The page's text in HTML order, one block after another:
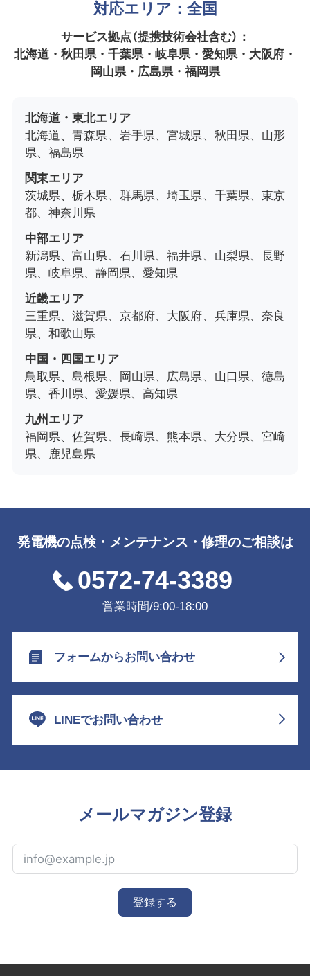
対応エリア：全国
サービス拠点（提携技術会社含む）：
北海道・秋田県・千葉県・岐阜県・愛知県・大阪府・
岡山県・広島県・福岡県
北海道・東北エリア
北海道、青森県、岩手県、宮城県、秋田県、山形
県、福島県
関東エリア
茨城県、栃木県、群馬県、埼玉県、千葉県、東京
都、神奈川県
中部エリア
新潟県、富山県、石川県、福井県、山梨県、長野
県、岐阜県、静岡県、愛知県
近畿エリア
三重県、滋賀県、京都府、大阪府、兵庫県、奈良
県、和歌山県
中国・四国エリア
鳥取県、島根県、岡山県、広島県、山口県、徳島
県、香川県、愛媛県、高知県
九州エリア
福岡県、佐賀県、長崎県、熊本県、大分県、宮崎
県、鹿児島県
発電機の点検・メンテナンス・修理のご相談は
0572-74-3389
営業時間/9:00-18:00
フォームからお問い合わせ
LINEでお問い合わせ
メールマガジン登録
登録する